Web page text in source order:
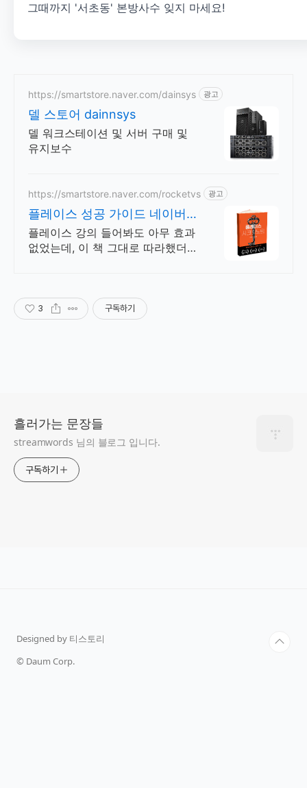
그때까지 '서초동' 본방사수 잊지 마세요!
https://smartstore.naver.com/dainsys 광고
델 스토어 dainnsys
델 워크스테이션 및 서버 구매 및
유지보수
https://smartstore.naver.com/rocketvs 광고
플레이스 성공 가이드 네이버
쇼핑 리뷰 4,9점!
플레이스 강의 들어봐도 아무 효과
없었는데, 이 책 그대로 따라했더
3 구독하기
흘러가는 문장들
streamwords 님의 블로그 입니다.
구독하기
Designed by 티스토리
© Daum Corp.